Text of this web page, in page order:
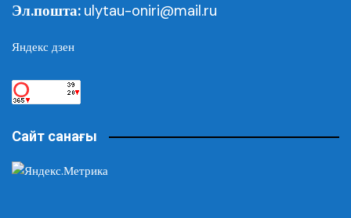
Эл.пошта: ulytau-oniri@mail.ru
Яндекс дзен
Сайт санағы